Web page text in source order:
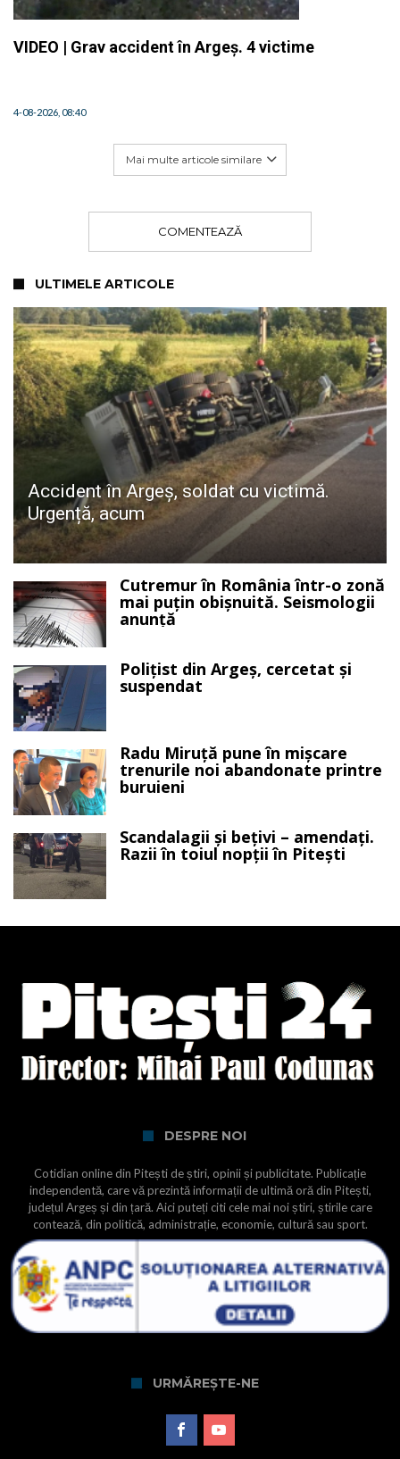
VIDEO | Grav accident în Argeș. 4 victime
4-08-2026, 08:40
Mai multe articole similare
COMENTEAZĂ
ULTIMELE ARTICOLE
Accident în Argeș, soldat cu victimă.
Urgență, acum
Cutremur în România într-o zonă
mai puțin obișnuită. Seismologii
anunță
Polițist din Argeș, cercetat și
suspendat
Radu Miruță pune în mișcare
trenurile noi abandonate printre
buruieni
Scandalagii și bețivi – amendați.
Razii în toiul nopții în Pitești
DESPRE NOI
Cotidian online din Pitești de știri, opinii și publicitate. Publicație
independentă, care vă prezintă informații de ultimă oră din Pitești,
județul Argeș și din țară. Aici puteți citi cele mai noi știri, știrile care
contează, din politică, administrație, economie, cultură sau sport.
URMĂREȘTE-NE